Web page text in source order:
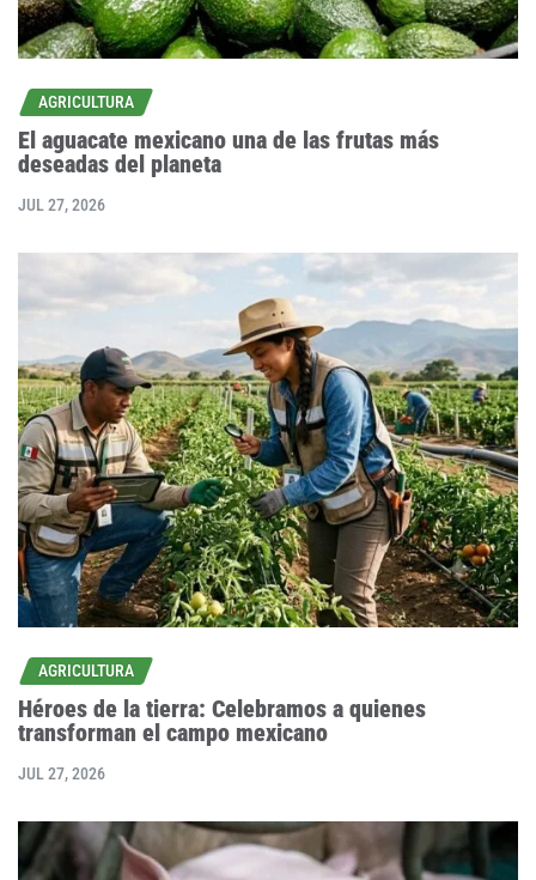
AGRICULTURA
El aguacate mexicano una de las frutas más
deseadas del planeta
JUL 27, 2026
AGRICULTURA
Héroes de la tierra: Celebramos a quienes
transforman el campo mexicano
JUL 27, 2026